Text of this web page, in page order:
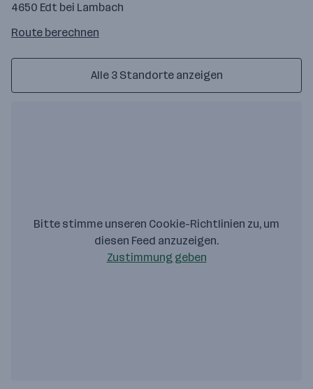
4650 Edt bei Lambach
Route
Route berechnen
Alle 3 Standorte anzeigen
Bitte stimme unseren Cookie-Richtlinien zu, um
diesen Feed anzuzeigen.
Zustimmung geben